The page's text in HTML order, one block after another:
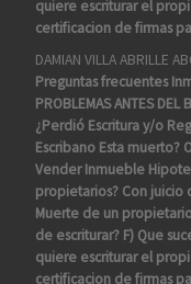
quiere escriturar el
certificacion de firmas
DAMIAN VILLA ABRILLE
Preguntas frecuentes
PROBLEMAS ANTES
¿Perdió Escritura y/o
Escribano Esta muerto?
Vender Inmueble
propietarios? Con juicio
Muerte de un
de escriturar? F) Que
quiere escriturar el
certificacion de firmas